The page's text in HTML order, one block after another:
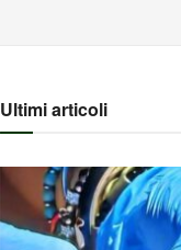
Ultimi articoli